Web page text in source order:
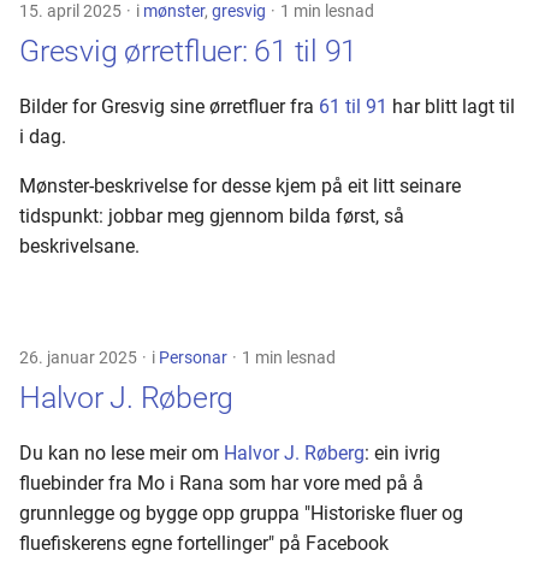
15. april 2025 i mønster, gresvig 1 min lesnad
Gresvig ørretfluer: 61 til 91
Bilder for Gresvig sine ørretfluer fra 61 til 91 har blitt lagt til
i dag.
Mønster-beskrivelse for desse kjem på eit litt seinare
tidspunkt: jobbar meg gjennom bilda først, så
beskrivelsane.
26. januar 2025 i Personar 1 min lesnad
Halvor J. Røberg
Du kan no lese meir om Halvor J. Røberg: ein ivrig
fluebinder fra Mo i Rana som har vore med på å
grunnlegge og bygge opp gruppa "Historiske fluer og
fluefiskerens egne fortellinger" på Facebook